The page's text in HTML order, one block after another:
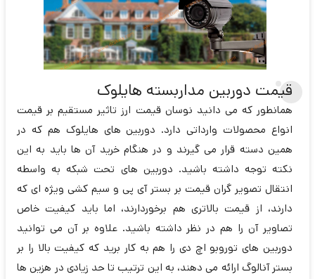
قیمت دوربین مداربسته هایلوک
همانطور که می دانید نوسان قیمت ارز تاثیر مستقیم بر قیمت
انواع محصولات وارداتی دارد. دوربین های هایلوک هم که در
همین دسته قرار می گیرند و در هنگام خرید آن ها باید به این
نکته توجه داشته باشید. دوربین های تحت شبکه به واسطه
انتقال تصویر گران قیمت بر بستر آی پی و سیم کشی ویژه ای که
دارند، از قیمت بالاتری هم برخوردارند، اما باید کیفیت خاص
تصاویر آن را هم در نظر داشته باشید. علاوه بر آن می توانید
دوربین های توروبو اچ دی را هم به کار برید که کیفیت بالا را بر
بستر آنالوگ ارائه می دهند، به این ترتیب تا حد زیادی در هزین ها